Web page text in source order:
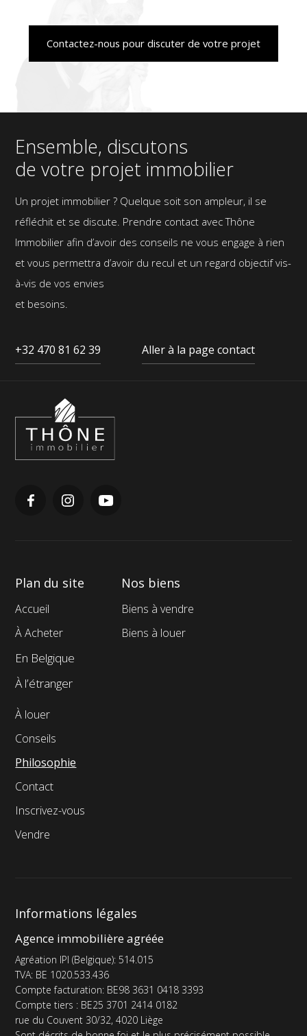
Contactez-nous pour discuter de votre projet
de
page
Ensemble, discutons
de votre projet immobilier
Un projet immobilier ? Quelque soit son ampleur, il se
réfléchit et se discute. Prendre contact avec Thône
Immobilier afin d’avoir des conseils ne vous engage à rien
et vous permettra d’avoir du recul et un regard objectif vis-
à-vis de vos envies
et besoins.
+32 470 81 62 39 Aller à la page contact
Immobilier
Plan du site
Menu
de
de
pieds
de
page
Accueil
À Acheter
En Belgique
À l’étranger
À louer
Conseils
Philosophie
Contact
Inscrivez-vous
Vendre
Nos biens
Menu
de
Biens à vendre
Biens à louer
Informations légales
Agence immobilière agréée
Agréation IPI (Belgique): 514.015
TVA: BE 1020.533.436
Compte facturation: BE98 3631 0418 3393
Compte tiers : BE25 3701 2414 0182
rue du Couvent 30/32, 4020 Liège